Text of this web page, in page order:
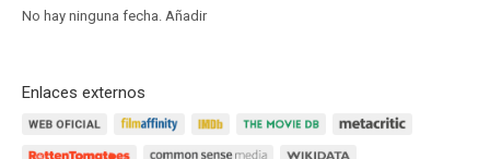
No hay ninguna fecha. Añadir
Enlaces externos